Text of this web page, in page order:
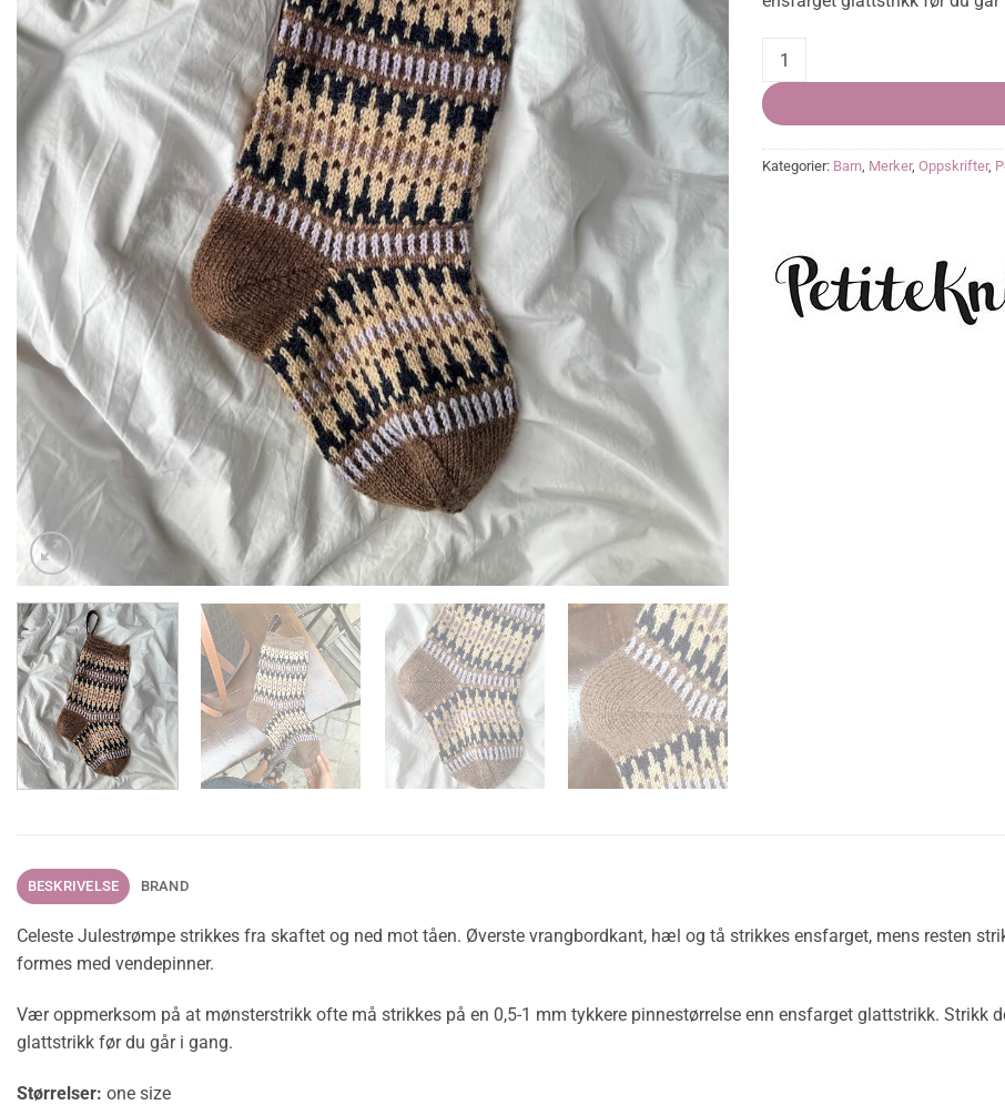
Celeste Julestrømpe quantity
Kategorier: Barn Merker, Oppskrifter,
BESKRIVELSE BRAND
Celeste Julestrømpe strikkes fra skaftet og ned mot tåen. Øverste vrangbordkant, hæl og tå strikkes ensfarget, mens resten
formes med vendepinner.
Vær oppmerksom på at mønsterstrikk ofte må strikkes på en 0,5-1 mm tykkere pinnestørrelse enn ensfarget glattstrikk. Strikk
glattstrikk før du går i gang.
Størrelser: one size